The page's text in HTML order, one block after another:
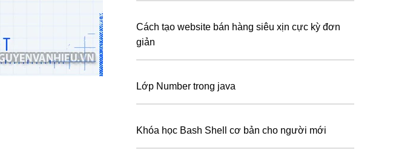
Cách tạo website bán hàng siêu xịn cực kỳ đơn
giản
Lớp Number trong java
Khóa học Bash Shell cơ bản cho người mới